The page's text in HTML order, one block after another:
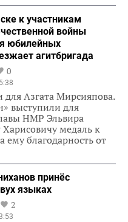
к участникам
войны
юбилейных
агитбригада
0
Азгата Мирсияпова.
выступили для
НМР Эльвира
медаль к
благодарность от
принёс
языках
2